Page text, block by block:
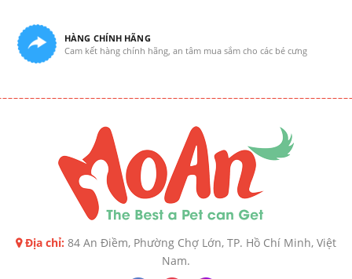
HÀNG CHÍNH HÃNG
Cam kết hàng chính hãng, an tâm mua sắm cho các bé cưng
Địa chỉ: 84 An Điềm, Phường Chợ Lớn, TP. Hồ Chí Minh, Việt
Nam.